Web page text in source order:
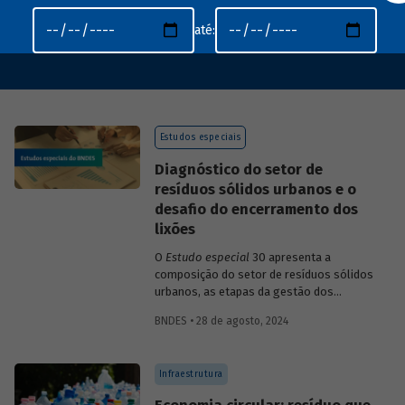
até:
Estudos especiais
Diagnóstico do setor de
resíduos sólidos urbanos e o
desafio do encerramento dos
lixões
O Estudo especial 30 apresenta a
composição do setor de resíduos sólidos
urbanos, as etapas da gestão dos
atual desses serviços no país no contexto
para encerramento dos lixões – até
BNDES • 28 de agosto, 2024
Infraestrutura